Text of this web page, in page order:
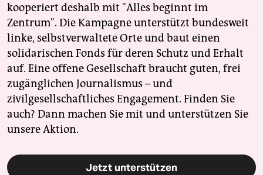
kooperiert deshalb mit "Alles beginnt im
Zentrum". Die Kampagne unterstützt bundesweit
linke, selbstverwaltete Orte und baut einen
solidarischen Fonds für deren Schutz und Erhalt
auf. Eine offene Gesellschaft braucht guten, frei
zugänglichen Journalismus – und
zivilgesellschaftliches Engagement. Finden Sie
auch? Dann machen Sie mit und unterstützen Sie
unsere Aktion.
Jetzt unterstützen